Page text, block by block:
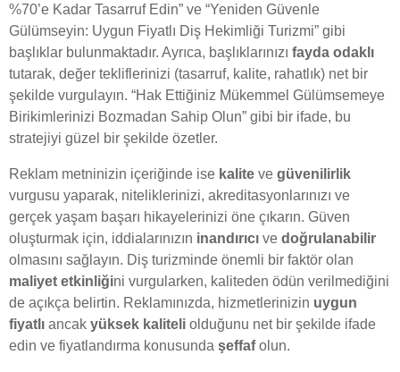
%70’e Kadar Tasarruf Edin” ve “Yeniden Güvenle
Gülümseyin: Uygun Fiyatlı Diş Hekimliği Turizmi” gibi
başlıklar bulunmaktadır. Ayrıca, başlıklarınızı fayda odaklı
tutarak, değer tekliflerinizi (tasarruf, kalite, rahatlık) net bir
şekilde vurgulayın. “Hak Ettiğiniz Mükemmel Gülümsemeye
Birikimlerinizi Bozmadan Sahip Olun” gibi bir ifade, bu
stratejiyi güzel bir şekilde özetler.
Reklam metninizin içeriğinde ise kalite ve güvenilirlik
vurgusu yaparak, niteliklerinizi, akreditasyonlarınızı ve
gerçek yaşam başarı hikayelerinizi öne çıkarın. Güven
oluşturmak için, iddialarınızın inandırıcı ve doğrulanabilir
olmasını sağlayın. Diş turizminde önemli bir faktör olan
maliyet etkinliğini vurgularken, kaliteden ödün verilmediğini
de açıkça belirtin. Reklamınızda, hizmetlerinizin uygun
fiyatlı ancak yüksek kaliteli olduğunu net bir şekilde ifade
edin ve fiyatlandırma konusunda şeffafolun.